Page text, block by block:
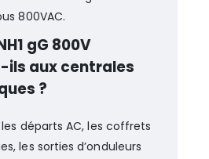
800VAC.
gG 800V
ils aux centrales
?
départs AC, les coffrets
les sorties d’onduleurs